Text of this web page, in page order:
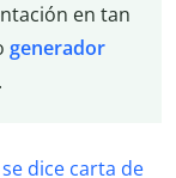
en tan
generador
dice carta de